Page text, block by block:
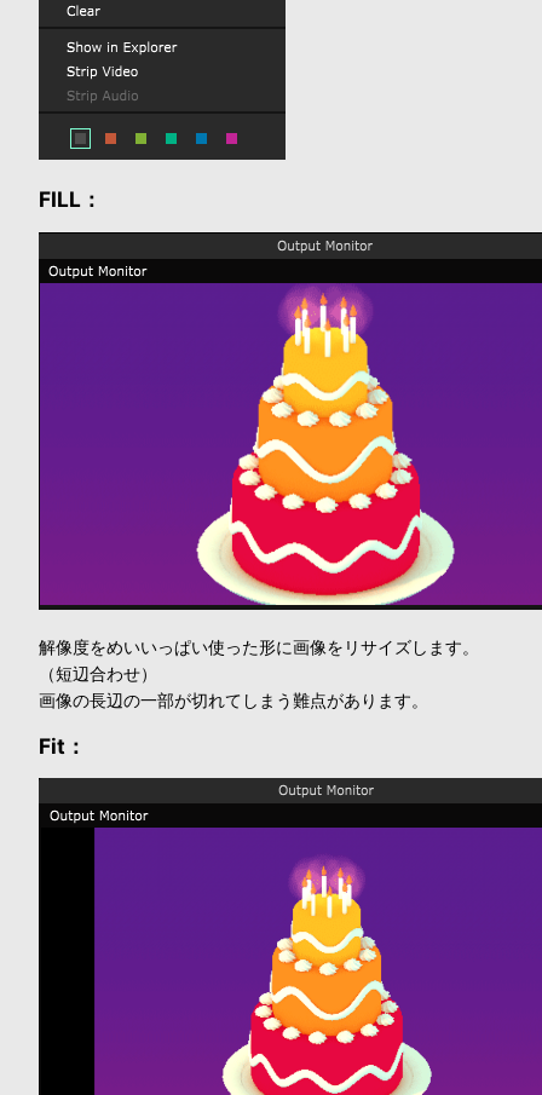
FILL：
解像度をめいいっぱい使った形に画像をリサイズします。
（短辺合わせ）
画像の長辺の一部が切れてしまう難点があります。
Fit：